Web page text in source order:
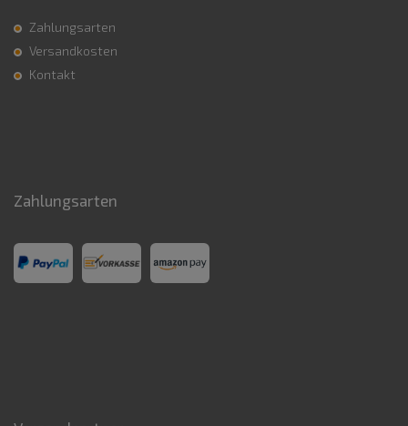
Zahlungsarten
Versandkosten
Kontakt
Zahlungsarten